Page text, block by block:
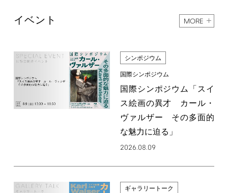
イベント MORE
シンポジウム
国際シンポジウム
国際シンポジウム「スイ
ス絵画の異才 カール・
ヴァルザー その多面的
な魅力に迫る」
2026.08.09
ギャラリートーク